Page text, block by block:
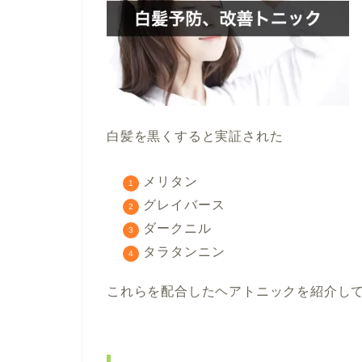
白髪を黒くすると実証された
メリタン
グレイバース
ダークニル
タラタンニン
これらを配合したヘアトニックを紹介し